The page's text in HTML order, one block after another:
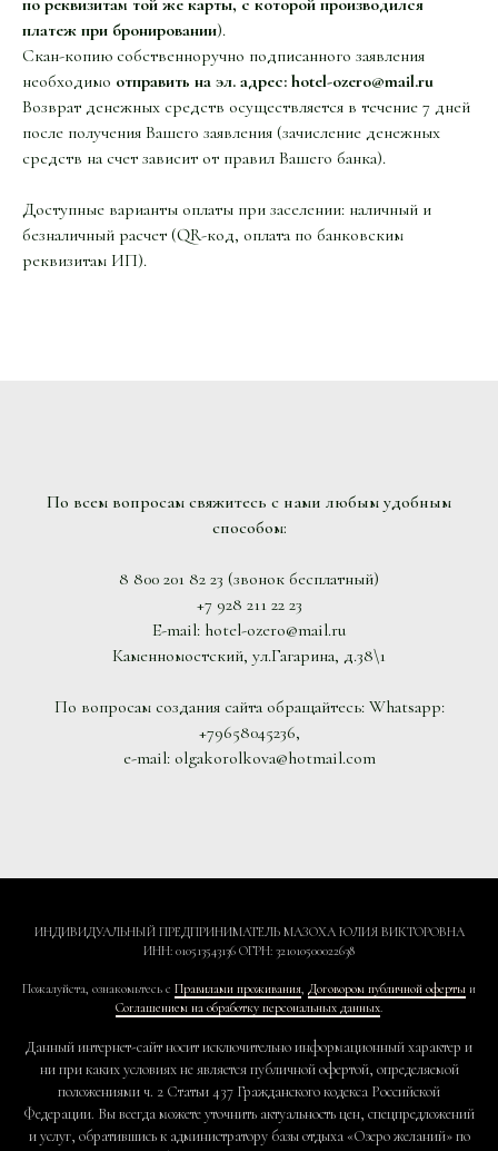
платеж при бронировании).
Скан-копию собственноручно подписанного заявления
необходимо отправить на эл. адрес: hotel-ozero@mail.ru
Возврат денежных средств осуществляется в течение 7 дней
после получения Вашего заявления (зачисление денежных
средств на счет зависит от правил Вашего банка).
Доступные варианты оплаты при заселении: наличный и
безналичный расчет (QR-код, оплата по банковским
реквизитам ИП).
По всем вопросам свяжитесь с нами любым удобным
способом:
8 800 201 82 23 (звонок бесплатный)
+7 928 211 22 23
E-mail: hotel-ozero@mail.ru
Каменномостский, ул.Гагарина, д.38\1
По вопросам создания сайта обращайтесь: Whatsapp:
+79658045236,
e-mail: olgakorolkova@hotmail.com
ИНДИВИДУАЛЬНЫЙ ПРЕДПРИНИМАТЕЛЬ МАЗОХА ЮЛИЯ ВИКТОРОВНА
ИНН: 010513543136 ОГРН: 321010500022638
Пожалуйста, ознакомьтесь с Правилами проживания, Договором публичной оферты и
Соглашением на обработку персональных данных.
Данный интернет-сайт носит исключительно информационный характер и
ни при каких условиях не является публичной офертой, определяемой
положениями ч. 2 Статьи 437 Гражданского кодекса Российской
Федерации. Вы всегда можете уточнить актуальность цен, спецпредложений
и услуг, обратившись к администратору базы отдыха «Озеро желаний» по